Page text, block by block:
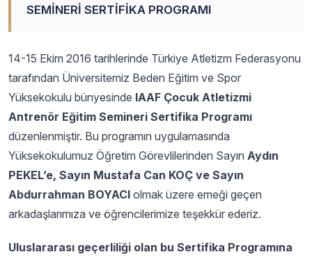
SEMİNERİ SERTİFİKA PROGRAMI
14-15 Ekim 2016 tarihlerinde Türkiye Atletizm Federasyonu
tarafından Üniversitemiz Beden Eğitim ve Spor
Yüksekokulu bünyesinde IAAF Çocuk Atletizmi
Antrenör Eğitim Semineri Sertifika Programı
düzenlenmiştir. Bu programın uygulamasında
Yüksekokulumuz Öğretim Görevlilerinden Sayın Aydın
PEKEL’e, Sayın Mustafa Can KOÇ ve Sayın
Abdurrahman BOYACI olmak üzere emeği geçen
arkadaşlarımıza ve öğrencilerimize teşekkür ederiz.
Uluslararası geçerliliği olan bu Sertifika Programına